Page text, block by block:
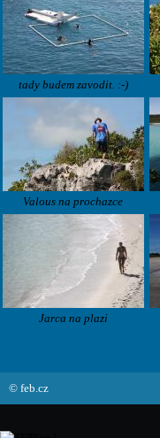
tady budem zavodit. :-)
Valous na prochazce
Jarca na plazi
© feb.cz